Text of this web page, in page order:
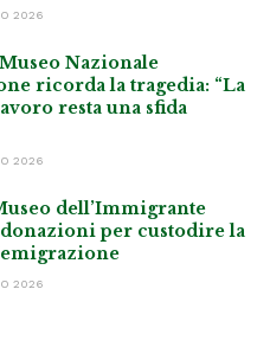
2026
Nazionale
ricorda la tragedia: “La
resta una sfida
2026
dell’Immigrante
per custodire la
2026